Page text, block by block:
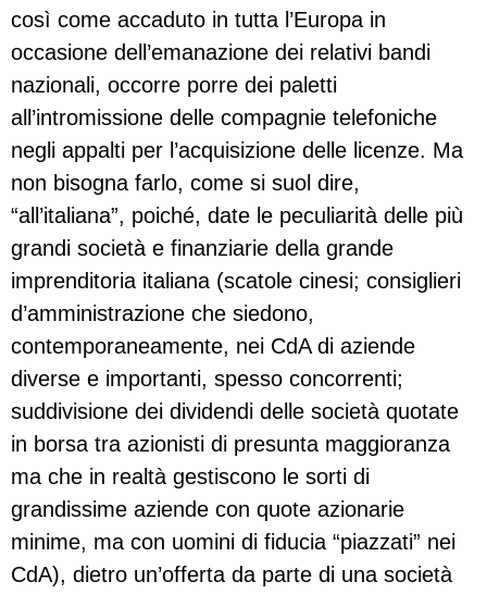
così come accaduto in tutta l’Europa in
occasione dell’emanazione dei relativi bandi
nazionali, occorre porre dei paletti
all’intromissione delle compagnie telefoniche
negli appalti per l’acquisizione delle licenze. Ma
non bisogna farlo, come si suol dire,
“all’italiana”, poiché, date le peculiarità delle più
grandi società e finanziarie della grande
imprenditoria italiana (scatole cinesi; consiglieri
d’amministrazione che siedono,
contemporaneamente, nei CdA di aziende
diverse e importanti, spesso concorrenti;
suddivisione dei dividendi delle società quotate
in borsa tra azionisti di presunta maggioranza
ma che in realtà gestiscono le sorti di
grandissime aziende con quote azionarie
minime, ma con uomini di fiducia “piazzati” nei
CdA), dietro un’offerta da parte di una società